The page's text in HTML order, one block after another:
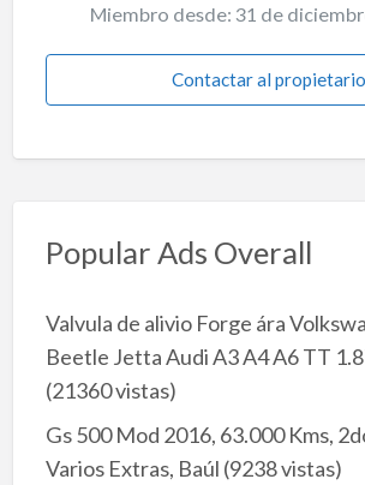
Miembro desde: 31 de
Contactar al propietario
Popular Ads Overall
Valvula de alivio Forge ára
Beetle Jetta Audi A3 A4 A6 TT
(21360 vistas)
Gs 500 Mod 2016, 63.000 Kms,
Varios Extras, Baúl (9238 vistas)